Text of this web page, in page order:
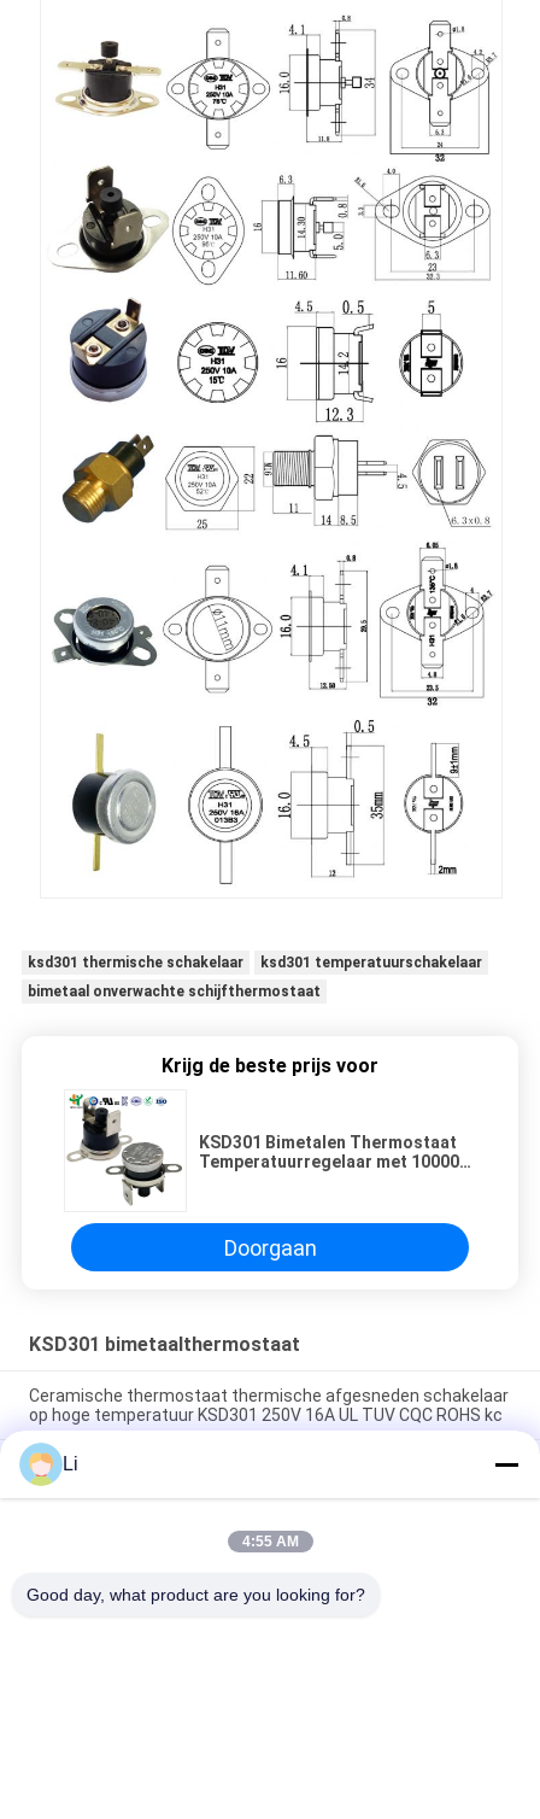
ksd301 thermische schakelaar
ksd301 temperatuurschakelaar
bimetaal onverwachte schijfthermostaat
Krijg de beste prijs voor
KSD301 Bimetalen Thermostaat
Temperatuurregelaar met 100000
Doorgaan
KSD301 bimetaalthermostaat
Ceramische thermostaat thermische afgesneden schakelaar
op hoge temperatuur KSD301 250V 16A UL TUV CQC ROHS kc
De bimetaalthermostaten van de Schijf Onverwachte Actie,
lage temperatuur beperkten controleschakelaar H31 250V 10
13C
Onverwachte Actietype KSD301 Bimetaalthermostaatac
Li
4:55 AM
Good day, what product are you looking for?